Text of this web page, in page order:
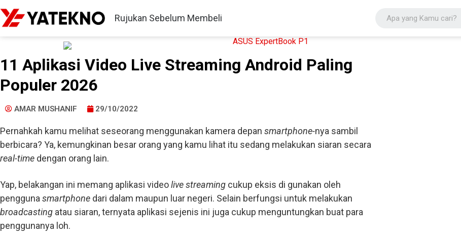
Rujukan Sebelum Membeli
11 Aplikasi Video Live Streaming Android Paling
Populer 2026
AMAR MUSHANIF 29/10/2022
Pernahkah kamu melihat seseorang menggunakan kamera depan smartphone-nya sambil
berbicara? Ya, kemungkinan besar orang yang kamu lihat itu sedang melakukan siaran secara
real-time dengan orang lain.
Yap, belakangan ini memang aplikasi videolive streaming cukup eksis di gunakan oleh
pengguna smartphone dari dalam maupun luar negeri. Selain berfungsi untuk melakukan
broadcasting atau siaran, ternyata aplikasi sejenis ini juga cukup menguntungkan buat para
penggunanya loh.